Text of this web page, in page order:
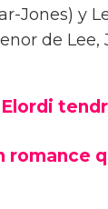
Jones) y
de Lee,
romance